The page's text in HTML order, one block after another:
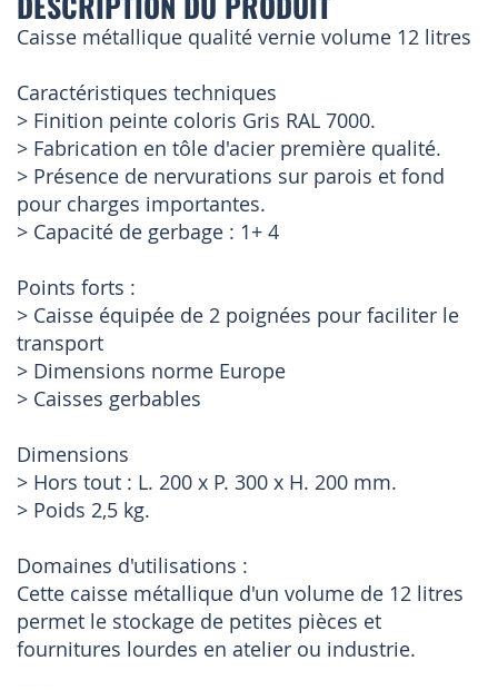
Caisse métallique qualité vernie volume 12 litres
Caractéristiques techniques
> Finition peinte coloris Gris RAL 7000.
> Fabrication en tôle d'acier première qualité.
> Présence de nervurations sur parois et fond
pour charges importantes.
> Capacité de gerbage : 1+ 4
Points forts :
> Caisse équipée de 2 poignées pour faciliter le
transport
> Dimensions norme Europe
> Caisses gerbables
Dimensions
> Hors tout : L. 200 x P. 300 x H. 200 mm.
> Poids 2,5 kg.
Domaines d'utilisations :
Cette caisse métallique d'un volume de 12 litres
permet le stockage de petites pièces et
fournitures lourdes en atelier ou industrie.